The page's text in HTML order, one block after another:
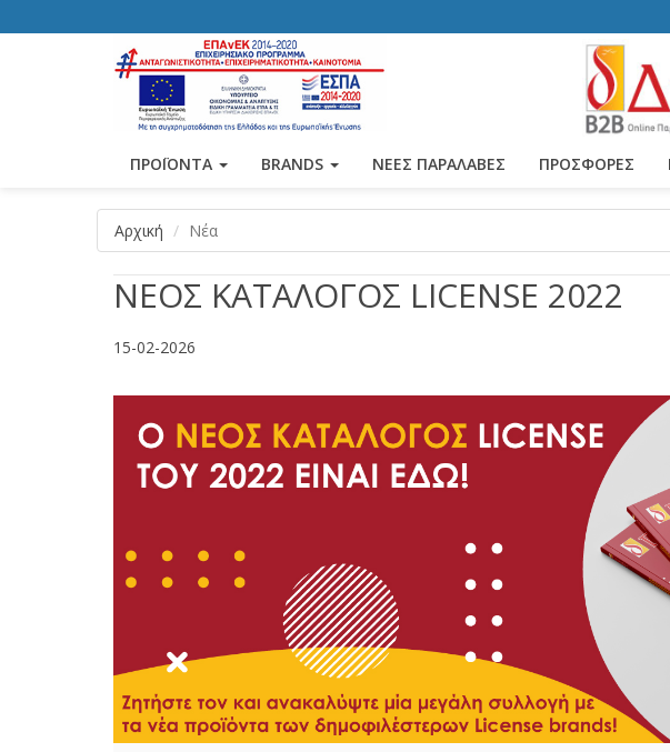
ΠΡΟΪΟΝΤΑ BRANDS ΝΕΕΣ ΠΑΡΑΛΑΒΕΣ ΠΡΟΣΦΟΡΕΣ
Αρχική Νέα
ΝΕΟΣ ΚΑΤΑΛΟΓΟΣ LICENSE 2022
15-02-2026